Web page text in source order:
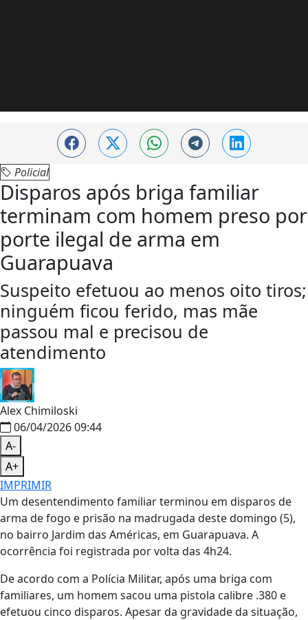
Policial
Disparos após briga familiar
terminam com homem preso por
porte ilegal de arma em
Guarapuava
Suspeito efetuou ao menos oito tiros;
ninguém ficou ferido, mas mãe
passou mal e precisou de
atendimento
Alex Chimiloski
06/04/2026 09:44
A-
A+
IMPRIMIR
Um desentendimento familiar terminou em disparos de
arma de fogo e prisão na madrugada deste domingo (5),
no bairro Jardim das Américas, em Guarapuava. A
ocorrência foi registrada por volta das 4h24.
De acordo com a Polícia Militar, após uma briga com
familiares, um homem sacou uma pistola calibre .380 e
efetuou cinco disparos. Apesar da gravidade da situação,